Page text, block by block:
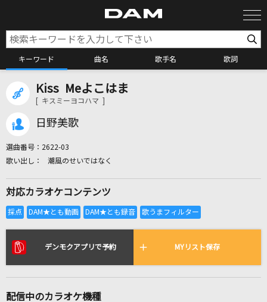
キーワード 曲名 歌手名 歌詞
カラオケ検索
全国りれき
リアルタイムで歌われている曲の一覧
Kiss Meよこはま
[ キスミーヨコハマ ]
日野美歌
選曲番号： 2622-03
潮風のせいではなく
対応カラオケコンテンツ
デンモクアプリで予約 MYリスト保存
配信中のカラオケ機種